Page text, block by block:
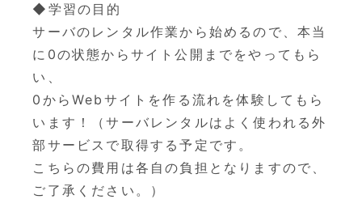
◆学習の目的
サーバのレンタル作業から始めるので、本当
に0の状態からサイト公開までをやってもら
い、
0からWebサイトを作る流れを体験してもら
います！（サーバレンタルはよく使われる外
部サービスで取得する予定です。
こちらの費用は各自の負担となりますので、
ご了承ください。）